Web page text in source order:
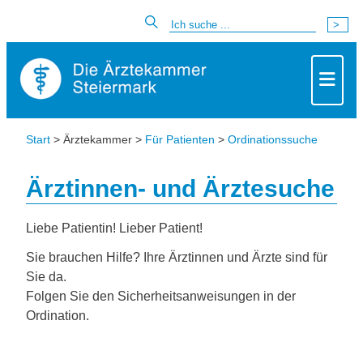
Start > Ärztekammer > Für Patienten > Ordinationssuche
Ärztinnen- und Ärztesuche
Liebe Patientin! Lieber Patient!
Sie brauchen Hilfe? Ihre Ärztinnen und Ärzte sind für
Sie da.
Folgen Sie den Sicherheitsanweisungen in der
Ordination.